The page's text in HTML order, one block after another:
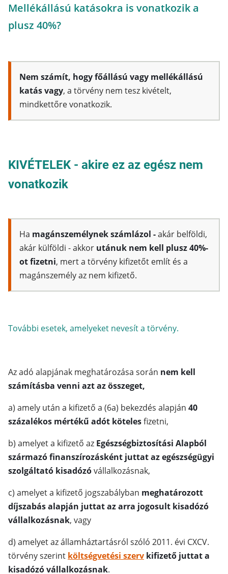
Mellékállású katásokra is vonatkozik a
plusz 40%?
Nem számít, hogy főállású vagy mellékállású
katás vagy, a törvény nem tesz kivételt,
mindkettőre vonatkozik.
KIVÉTELEK - akire ez az egész nem
vonatkozik
Ha magánszemélynek számlázol -akár belföldi,
akár külföldi - akkor utánuk nem kell plusz 40%-
ot fizetni, mert a törvény kifizetőt említ és a
magánszemély az nem kifizető.
További esetek, amelyeket nevesít a törvény.
Az adó alapjának meghatározása során nem kell
számításba venni azt az összeget,
a) amely után a kifizető a (6a) bekezdés alapján 40
százalékos mértékű adót kötelesfizetni,
b) amelyet a kifizető az Egészségbiztosítási Alapból
származó finanszírozásként juttat az egészségügyi
szolgáltató kisadózóvállalkozásnak,
c) amelyet a kifizető jogszabályban meghatározott
díjszabás alapján juttat az arra jogosult kisadózó
vállalkozásnak, vagy
d) amelyet az államháztartásról szóló 2011. évi CXCV.
törvény szerint költségvetési szerv kifizető juttat a
kisadózó vállalkozásnak.